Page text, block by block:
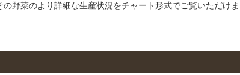
野菜のより詳細な生産状況をチャート形式でご覧いただけま